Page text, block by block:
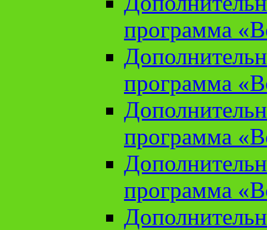
программа
программа
программа
программа